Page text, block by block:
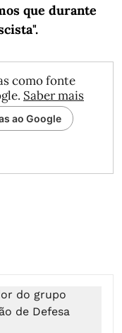
que durante
como fonte
Saber mais
ao Google